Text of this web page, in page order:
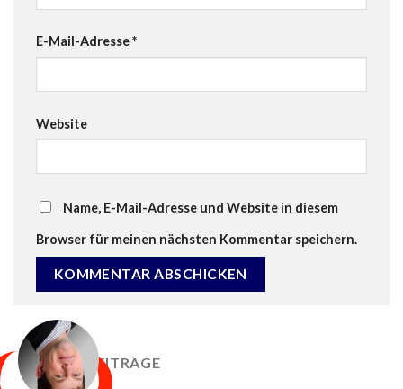
E-Mail-Adresse*
Website
Name, E-Mail-Adresse und Website in diesem
Browser für meinen nächsten Kommentar speichern.
NEUESTE BEITRÄGE